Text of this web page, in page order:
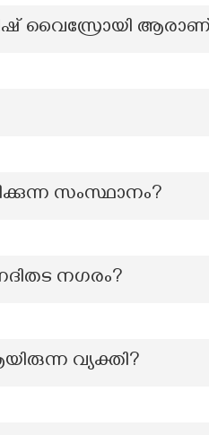
വൈസ്രോയി
സംസ്ഥാനം?
നഗരം?
വ്യക്തി?